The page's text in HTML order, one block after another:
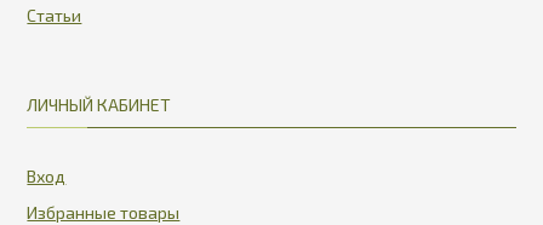
Статьи
ЛИЧНЫЙ КАБИНЕТ
Вход
Избранные товары